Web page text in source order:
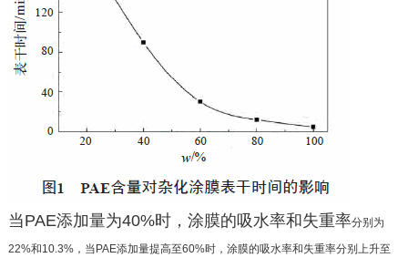
当PAE添加量为40%时，涂膜的吸水率和失重率分别为
22%和10.3%，当PAE添加量提高至60%时，涂膜的吸水率和失重率分别上升至